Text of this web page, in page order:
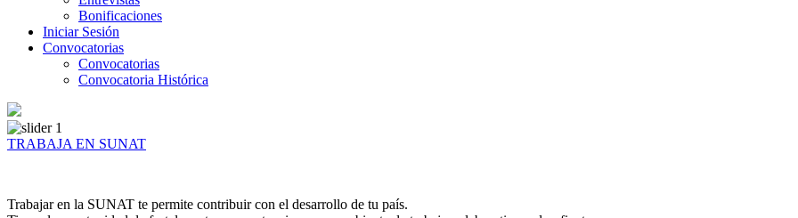
Bonificaciones
Iniciar Sesión
Convocatorias
Convocatorias
Convocatoria Histórica
TRABAJA EN SUNAT
Trabajar en la SUNAT te permite contribuir con el desarrollo de tu país.